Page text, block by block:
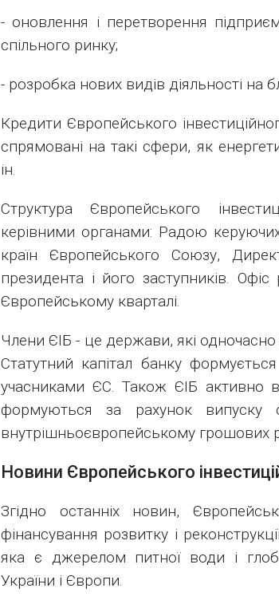
- оновлення і перетворення
спільного ринку;
- розробка нових видів діяльності на
Кредити Європейського
спрямовані на такі сфери, як
ін.
Структура Європейського
керівними органами: Радою
країн Європейського Союзу,
президента і його заступників.
Європейському кварталі.
Члени ЄІБ - це держави, які
Статутний капітал банку
учасниками ЄС. Також ЄІБ активно
формуються за рахунок випуску
внутрішньоєвропейському грошових
Новини Європейського
Згідно останніх новин,
фінансування розвитку і
яка є джерелом питної води і
України і Європи.